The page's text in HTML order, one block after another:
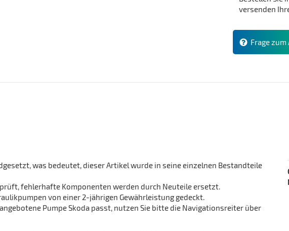
versenden
Frage zum
was bedeutet, dieser Artikel wurde in seine einzelnen Bestandteile
fehlerhafte Komponenten werden durch Neuteile ersetzt.
von einer 2-jährigen Gewährleistung gedeckt.
Pumpe Skoda passt, nutzen Sie bitte die Navigationsreiter über